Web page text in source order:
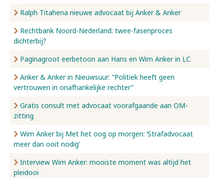
Ralph Titahena nieuwe advocaat bij Anker & Anker
Rechtbank Noord-Nederland: twee-fasenproces
dichterbij?
Paginagroot eerbetoon aan Hans en Wim Anker in LC
Anker & Anker in Nieuwsuur: “Politiek heeft geen
vertrouwen in onafhankelijke rechter”
Gratis consult met advocaat voorafgaande aan OM-
zitting
Wim Anker bij Met het oog op morgen: ‘Strafadvocaat
meer dan ooit nodig’
Interview Wim Anker: mooiste moment was altijd het
pleidooi